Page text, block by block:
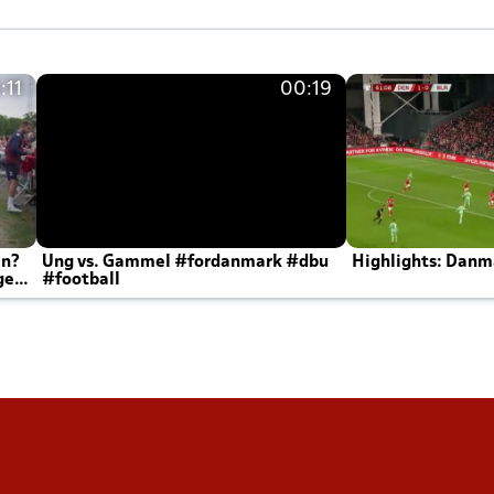
00:19
Ung vs. Gammel #fordanmark #dbu
#football
Highlights: